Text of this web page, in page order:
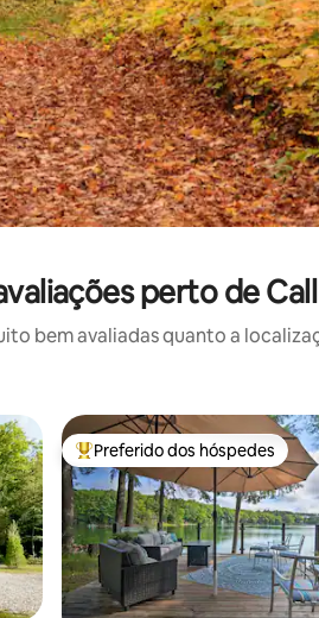
perto de
bem avaliadas quanto a
Entre os melhores preferidos
Preferido dos hóspedes